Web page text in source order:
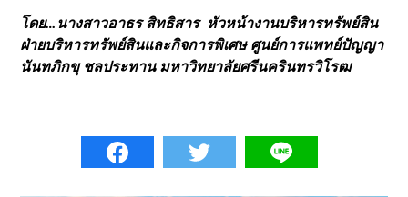
โดย…นางสาวอาธร สิทธิสาร หัวหน้างานบริหารทรัพย์สิน
ฝ่ายบริหารทรัพย์สินและกิจการพิเศษ ศูนย์การแพทย์ปัญญา
นันทภิกขุ ชลประทาน มหาวิทยาลัยศรีนครินทรวิโรฒ